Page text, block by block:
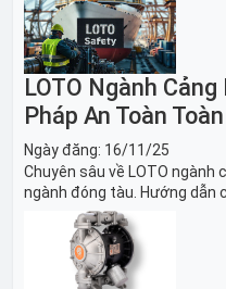
nghiền an toàn.
LOTO Ngành
Pháp An Toàn
Ngày đăng: 16/11/25
Chuyên sâu về LOTO ngành
ngành đóng tàu. Hướng dẫn
thiết bị và Giải pháp LOTO